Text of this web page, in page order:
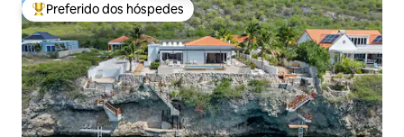
Entre os melhores preferidos dos hóspedes
Preferido dos hóspedes